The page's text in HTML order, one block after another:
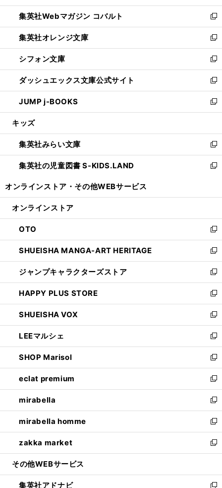
開
く
ウ
で
開
く
ン
ド
ウ
で
開
く
ウ
ィ
ン
ド
ウ
で
開
く
集英社Webマガジン コバルト
新
し
い
ウ
ィ
ン
ド
ウ
で
開
集英社オレンジ文庫
新
し
い
ウ
ィ
ン
ド
ウ
開
く
シフォン文庫
新
し
い
ウ
ィ
ン
ウ
で
開
く
ダッシュエックス文庫公式サイト
新
し
い
ウ
ン
ド
ウ
で
JUMP j-BOOKS
新
し
ウ
ィ
ン
ド
開
キッズ
集英社みらい文庫
新
し
い
ン
ウ
で
開
く
集英社の児童図書 S-KIDS.LAND
新
ウ
ン
ド
ウ
で
開
く
オンラインストア・ その他WEBサービス
オンラインストア
OTO
新
し
い
ウ
ィ
ン
ド
ウ
で
開
く
SHUEISHA MANGA-ART HERITAGE
新
し
い
ウ
ィ
ン
ド
ウ
で
開
く
ジャンプキャラクターズストア
新
し
い
ウ
ィ
ン
ド
ウ
で
開
く
HAPPY PLUS STORE
新
し
い
ウ
ィ
ン
ド
ウ
で
開
く
SHUEISHA VOX
新
し
い
ウ
ィ
ン
ド
ウ
で
開
く
LEEマルシェ
新
し
い
ウ
ィ
ン
ド
ウ
で
開
く
SHOP Marisol
新
し
い
ウ
ィ
ン
ド
ウ
で
開
eclat premium
新
し
い
ウ
ィ
ン
ド
ウ
開
く
mirabella
新
し
い
ウ
ィ
ン
ウ
で
mirabella homme
新
し
い
ウ
ン
ド
zakka market
新
し
ウ
その他WEBサービス
集英社アドナビ